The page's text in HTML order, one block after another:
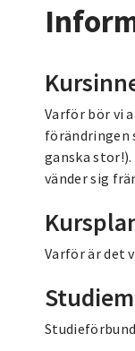
Varför bör vi
förändringen
ganska
vänder sig
Varför är det